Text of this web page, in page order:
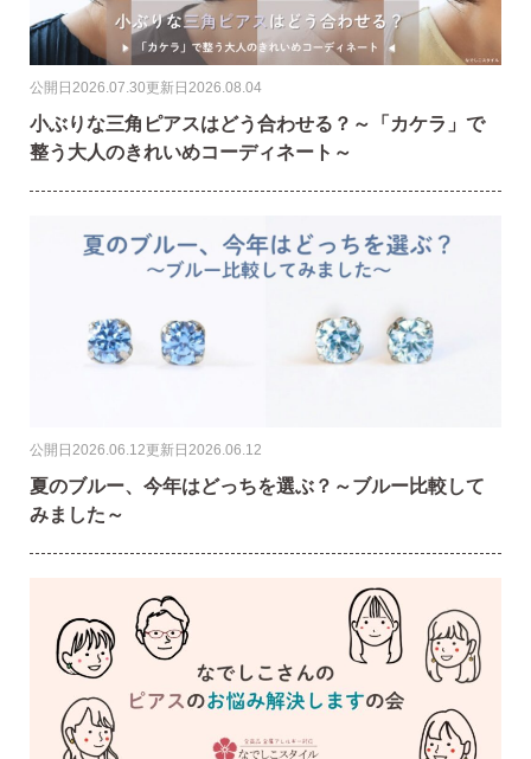
・Amazon Pay
・クレジットカード
・銀行振込
全国一律 715円
7,000円以上購入で
送料無料
営業時間
平日 9:00〜17:00
AM10:00までの
返品について
場合
公開日 2026.07.30更新日 2026.08.04
小ぶりな三角ピアスはどう合わせる？～「カケラ」で
整う大人のきれいめコーディネート～
公開日 2026.06.12更新日 2026.06.12
夏のブルー、今年はどっちを選ぶ？～ブルー比較して
みました～